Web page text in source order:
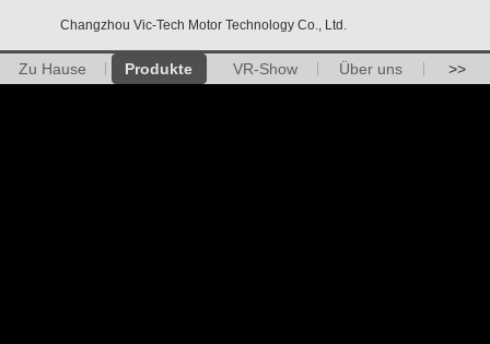
Changzhou Vic-Tech Motor Technology Co., Ltd.
Zu Hause Produkte VR-Show Über uns >>